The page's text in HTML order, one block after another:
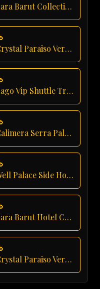
Lara Barut Collection Taxi Service
Crystal Paraiso Verde Taxi Service
Lago Vip Shuttle Transfer
Calimera Serra Palace Vip Transfer
Well Palace Side Hotel Transfer
Lara Barut Hotel Chauffeur
Crystal Paraiso Verde Luxury Transport